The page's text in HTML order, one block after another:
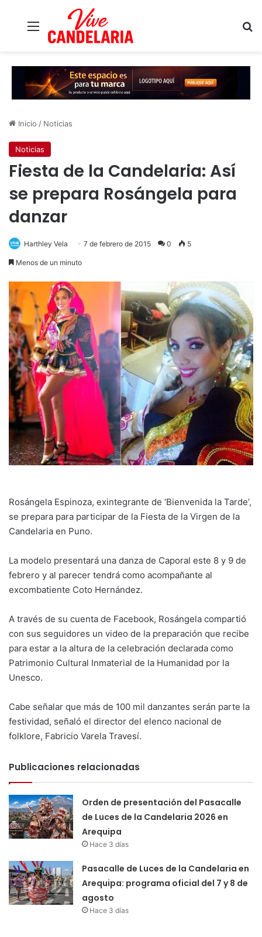
Inicio / Noticias
Noticias
Fiesta de la Candelaria: Así
se prepara Rosángela para
danzar
Harthley Vela 7 de febrero de 2015 0 5
Menos de un minuto
Rosángela Espinoza, exintegrante de ‘Bienvenida la Tarde’,
se prepara para participar de la Fiesta de la Virgen de la
Candelaria en Puno.
La modelo presentará una danza de Caporal este 8 y 9 de
febrero y al parecer tendrá como acompañante al
excombatiente Coto Hernández.
A través de su cuenta de Facebook, Rosángela compartió
con sus seguidores un video de la preparación que recibe
para estar a la altura de la celebración declarada como
Patrimonio Cultural Inmaterial de la Humanidad por la
Unesco.
Cabe señalar que más de 100 mil danzantes serán parte la
festividad, señaló el director del elenco nacional de
folklore, Fabricio Varela Travesí.
Publicaciones relacionadas
Orden de presentación del Pasacalle
de Luces de la Candelaria 2026 en
Arequipa
Hace 3 días
Pasacalle de Luces de la Candelaria en
Arequipa: programa oficial del 7 y 8 de
agosto
Hace 3 días